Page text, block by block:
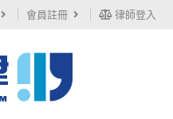
會員註冊 律師登入